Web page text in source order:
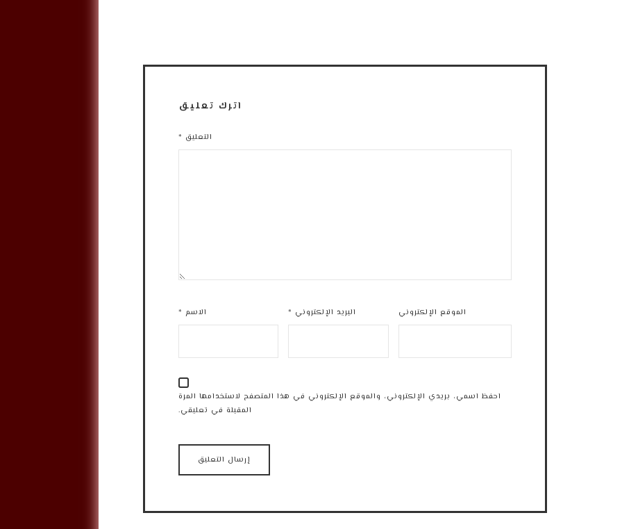
اترك تعليق
التعليق *
الاسم * البريد الإلكتروني * الموقع الإلكتروني
احفظ اسمي، بريدي الإلكتروني، والموقع الإلكتروني في هذا المتصفح لاستخدامها المرة
المقبلة في تعليقي.